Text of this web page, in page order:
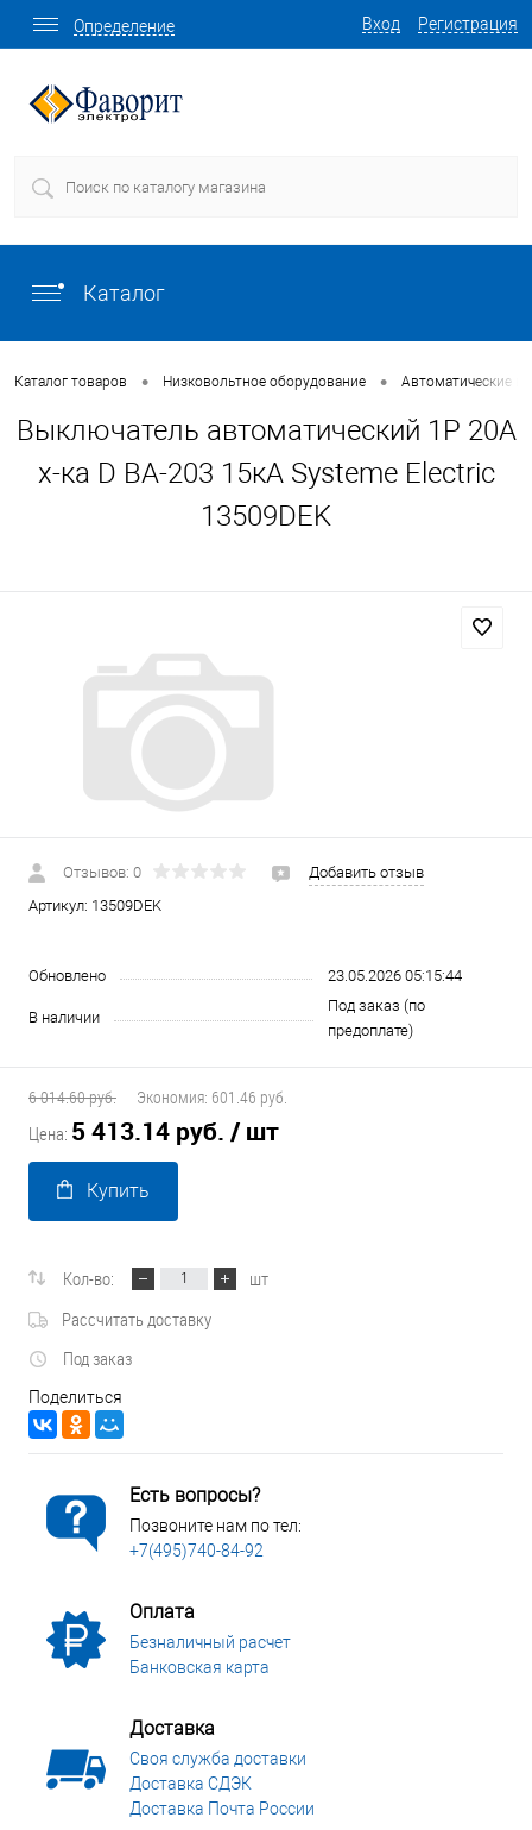
Вход Регистрация
Определение
Каталог
Каталог товаров • Низковольтное оборудование • Автоматические
Выключатель автоматический 1P 20A
х-ка D ВА-203 15кА Systeme Electric
13509DEK
Отзывов: 0
Добавить отзыв
Артикул: 13509DEK
Обновлено 23.05.2026 05:15:44
В наличии
Под заказ (по
предоплате)
6 014.60 руб. Экономия: 601.46 руб.
Цена: 5 413.14 руб. / шт
Купить
Кол-во:
шт
Рассчитать доставку
Под заказ
Поделиться
Есть вопросы?
Позвоните нам по тел:
+7(495)740-84-92
Оплата
Безналичный расчет
Банковская карта
Доставка
Своя служба доставки
Доставка СДЭК
Доставка Почта России